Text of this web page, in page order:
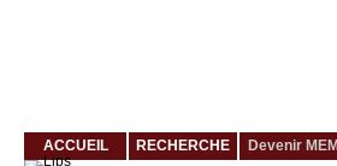
ACCUEIL RECHERCHE Devenir